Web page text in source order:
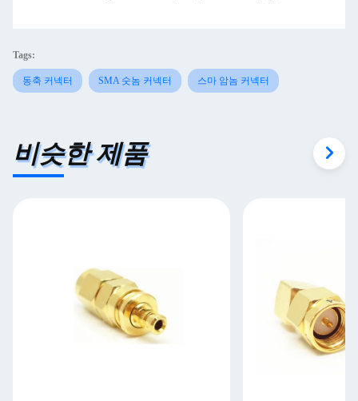
finding that sweet spot makes all the difference. No
more eye strain during long sessions. Highly
IPD correctly. The manual adjustment is smooth, and
finding that sweet spot makes all the difference. No
more eye strain during long sessions. Highly r
Tags:
동축 커넥터 SMA 숫놈 커넥터 스마 암놈 커넥터
비슷한 제품